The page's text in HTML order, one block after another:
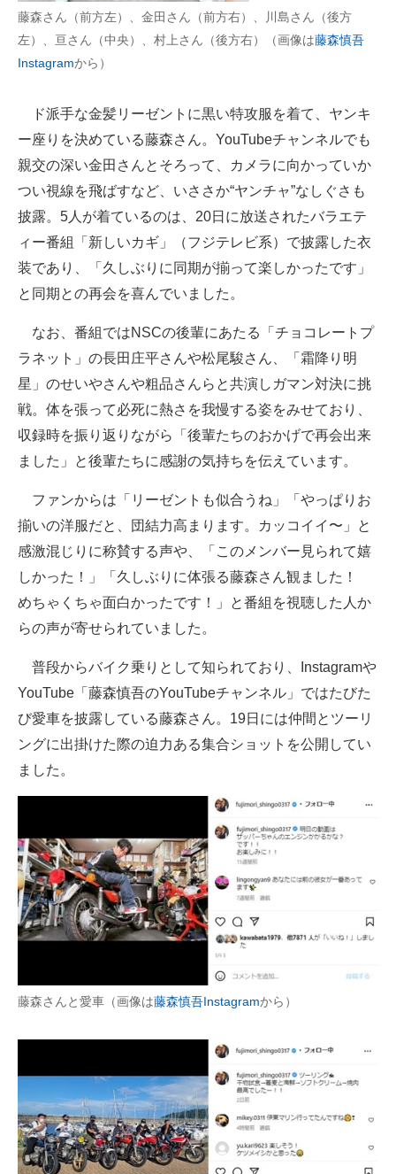
IT製品の技術・比較・事例
モノづくり技術者専門サイト
エレクトロニクス専門サイト
電子設計の基本と応用
エネルギーの専門メディア
建設×テクノロジーの最前線
藤森さん（前方左）、金田さん（前方右）、川島さん（後方
左）、亘さん（中央）、村上さん（後方右）（画像は藤森慎吾
Instagramから）
ド派手な金髪リーゼントに黒い特攻服を着て、ヤンキ
ー座りを決めている藤森さん。YouTubeチャンネルでも
親交の深い金田さんとそろって、カメラに向かっていか
つい視線を飛ばすなど、いささか“ヤンチャ”なしぐさも
披露。5人が着ているのは、20日に放送されたバラエテ
ィー番組「新しいカギ」（フジテレビ系）で披露した衣
装であり、「久しぶりに同期が揃って楽しかったです」
と同期との再会を喜んでいました。
なお、番組ではNSCの後輩にあたる「チョコレートプ
ラネット」の長田庄平さんや松尾駿さん、「霜降り明
星」のせいやさんや粗品さんらと共演しガマン対決に挑
戦。体を張って必死に熱さを我慢する姿をみせており、
収録時を振り返りながら「後輩たちのおかげで再会出来
ました」と後輩たちに感謝の気持ちを伝えています。
ファンからは「リーゼントも似合うね」「やっぱりお
揃いの洋服だと、団結力高まります。カッコイイ〜」と
感激混じりに称賛する声や、「このメンバー見られて嬉
しかった！」「久しぶりに体張る藤森さん観ました！
めちゃくちゃ面白かったです！」と番組を視聴した人か
らの声が寄せられていました。
普段からバイク乗りとして知られており、Instagramや
YouTube「藤森慎吾のYouTubeチャンネル」ではたびた
び愛車を披露している藤森さん。19日には仲間とツーリ
ングに出掛けた際の迫力ある集合ショットを公開してい
ました。
藤森さんと愛車（画像は藤森慎吾Instagramから）